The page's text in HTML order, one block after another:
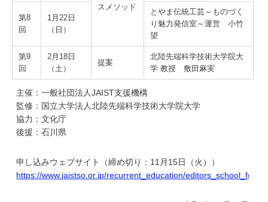
スメソッド
第8
回
1月22日
（日）
とやま伝統工芸～ものづく
り魅力発信室～運営 小竹
望
第9
回
2月18日
（土）
提案
北陸先端科学技術大学院大
学 教授 敷田麻実
主催：一般社団法人JAIST支援機構
監修：国立大学法人北陸先端科学技術大学院大学
協力：文化庁
後援：石川県
申し込みウェブサイト（締め切り：11月15日（火））
https://www.jaistso.or.jp/recurrent_education/